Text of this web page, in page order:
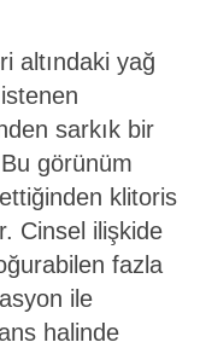
altındaki yağ
sarkık bir
görünüm
klitoris
Cinsel ilişkide
fazla
ile
halinde